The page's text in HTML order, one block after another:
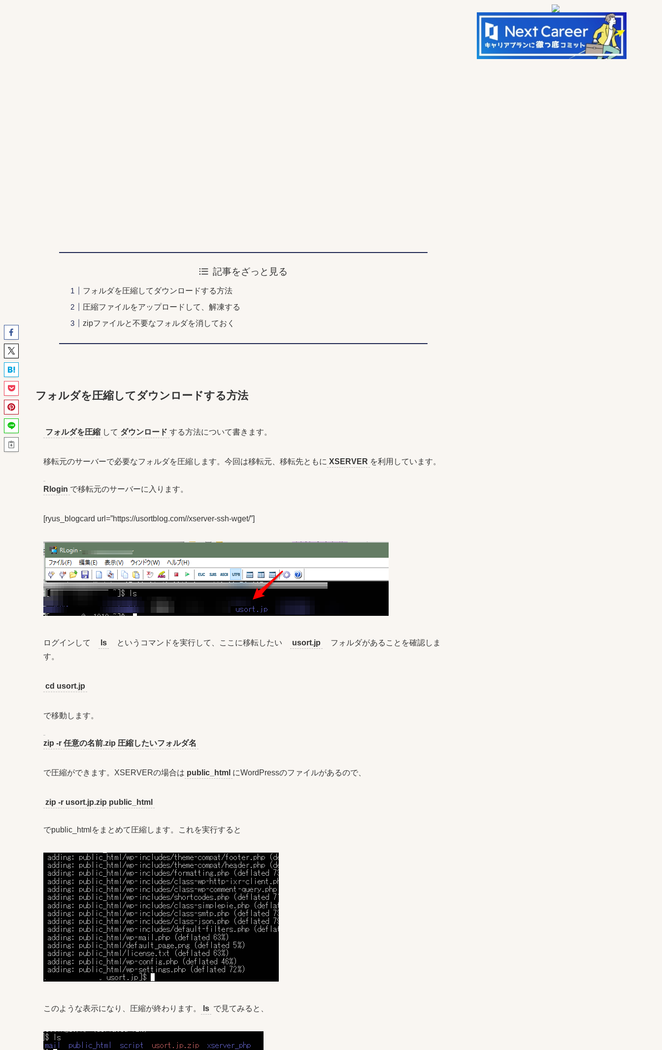
記事をざっと見る
フォルダを圧縮してダウンロードする方法
圧縮ファイルをアップロードして、解凍する
zipファイルと不要なフォルダを消しておく
フォルダを圧縮してダウンロードする方法
フォルダを圧縮 して ダウンロード する方法について書きます。
移転元のサーバーで必要なフォルダを圧縮します。今回は移転元、移転先ともに XSERVER を利用しています。
Rlogin で移転元のサーバーに入ります。
[ryus_blogcard url=”https://usortblog.com//xserver-ssh-wget/”]
ログインして ls というコマンドを実行して、ここに移転したい usort.jp
フォルダがあることを確認しま
す。
cd usort.jp
で移動します。
zip -r 任意の名前.zip 圧縮したいフォルダ名
で圧縮ができます。XSERVERの場合は public_html にWordPressのファイルがあるので、
zip -r usort.jp.zip public_html
でpublic_htmlをまとめて圧縮します。これを実行すると
このような表示になり、圧縮が終わります。 ls で見てみると、